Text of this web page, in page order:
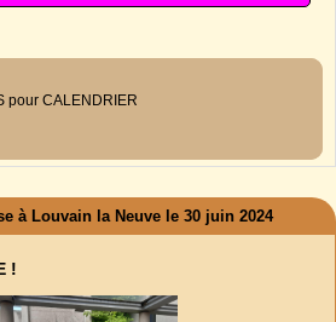
pour CALENDRIER
à Louvain la Neuve le 30 juin 2024
!